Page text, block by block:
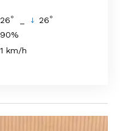
26° 26°
90%
1 km/h